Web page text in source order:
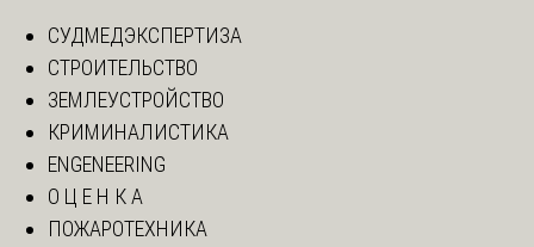
СУДМЕДЭКСПЕРТИЗА
СТРОИТЕЛЬСТВО
ЗЕМЛЕУСТРОЙСТВО
КРИМИНАЛИСТИКА
ENGENEERING
О Ц Е Н К А
ПОЖАРОТЕХНИКА